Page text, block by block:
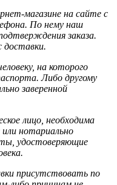
магазине на сайте с
По нему наш
заказа.
доставки.
на которого
Либо другому
заверенной
лицо, необходима
нотариально
удостоверяющие
присутствовать по